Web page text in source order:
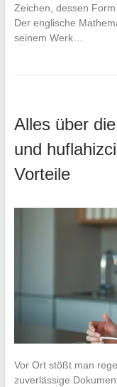
Zeichen, dessen
Der englische
seinem Werk…
Alles über
und
Vorteile
Vor Ort stößt man
zuverlässige